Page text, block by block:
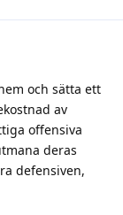
och sätta ett
av
offensiva
deras
defensiven,